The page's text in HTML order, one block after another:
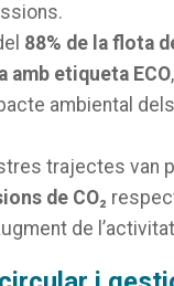
88% de la flota
amb etiqueta ECO
ambiental
trajectes van
de CO₂
de